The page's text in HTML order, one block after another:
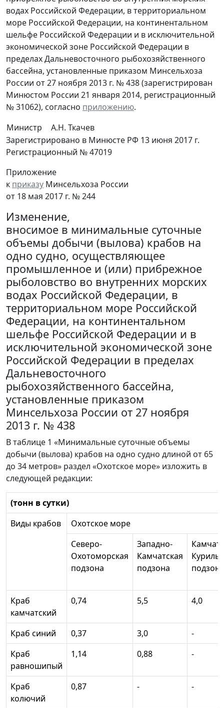
водах Российской Федерации, в территориальном
море Российской Федерации, на континентальном
шельфе Российской Федерации и в исключительной
экономической зоне Российской Федерации в
пределах Дальневосточного рыбохозяйственного
бассейна, установленные приказом Минсельхоза
России от 27 ноября 2013 г. № 438 (зарегистрирован
Минюстом России 21 января 2014, регистрационный
№ 31062), согласно приложению.
Министр
А.Н. Ткачев
Зарегистрировано в Минюсте РФ 13 июня 2017 г.
Регистрационный № 47019
Приложение
к приказу Минсельхоза России
от 18 мая 2017 г. № 244
Изменение,
вносимое в минимальные суточные
объемы добычи (вылова) крабов на
одно судно, осуществляющее
промышленное и (или) прибрежное
рыболовство во внутренних морских
водах Российской Федерации, в
территориальном море Российской
Федерации, на континентальном
шельфе Российской Федерации и в
исключительной экономической зоне
Российской Федерации в пределах
Дальневосточного
рыбохозяйственного бассейна,
установленные приказом
Минсельхоза России от 27 ноября
2013 г. № 438
В таблице 1 «Минимальные суточные объемы
добычи (вылова) крабов на одно судно длиной от 65
до 34 метров» раздел «Охотское море» изложить в
следующей редакции:
(тонн в сутки)
Виды крабов
Охотское море
Северо-
Охотоморская
подзона
Западно-
Камчатская
подзона
подзона
Краб
камчатский
0,74 5,5 4,0
Краб синий 0,37 3,0
-
Краб
равношипый
1,14 0,88 -
Краб
колючий
0,87 - -